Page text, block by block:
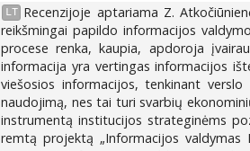
LT Recenzijoje aptariama Z.
reikšmingai papildo informacijos
procese renka, kaupia, apdoroja
informacija yra vertingas informacijos
viešosios informacijos, tenkinant
naudojimą, nes tai turi svarbių
instrumentą institucijos strateginėms
remtą projektą „Informacijos valdymas